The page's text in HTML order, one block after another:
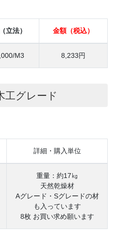
立法） 金額（税込）
M3 8,233円
工グレード
詳細・購入単位
重量：約17㎏
天然乾燥材
Aグレード・Sグレードの材
も入っています
8枚 お買い求め願います